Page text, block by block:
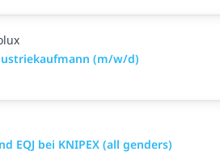
(m/w/d)
EQJ bei KNIPEX (all genders)